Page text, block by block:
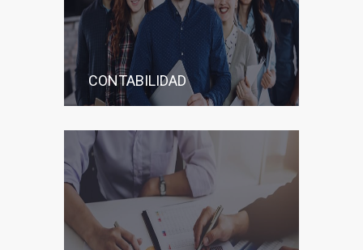
CONTABILIDAD